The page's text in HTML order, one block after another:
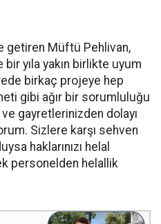
getiren Müftü Pehlivan,
yıla yakın birlikte uyum
birkaç projeye hep
gibi ağır bir sorumluluğu
gayretlerinizden dolayı
Sizlere karşı sehven
haklarınızı helal
personelden helallik